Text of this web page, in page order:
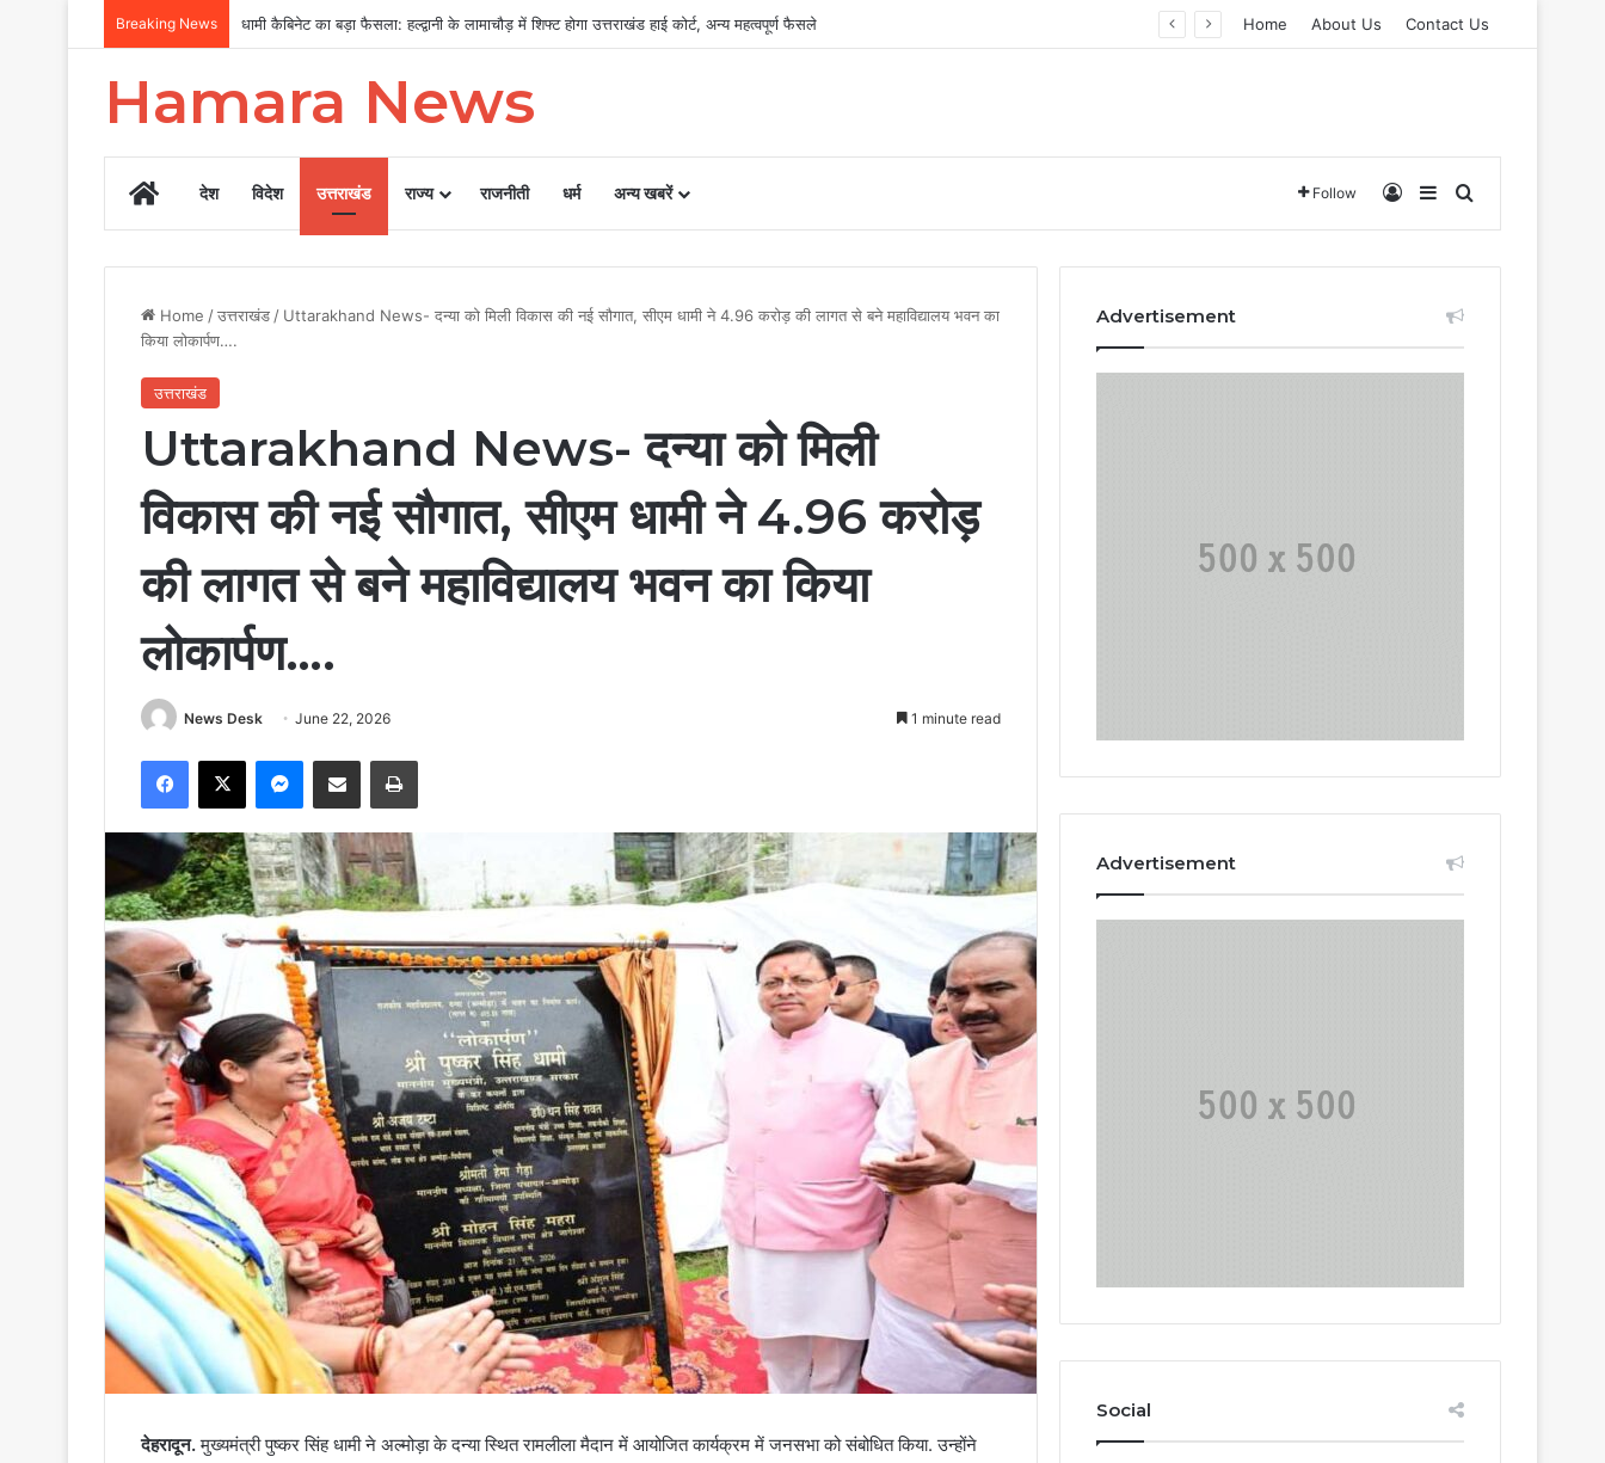
Breaking News MDDA बोर्ड की बैठक में 25 विकास प्रस्तावों को मंजूरी, लैंड पूलिंग से होटल-पर्यटन परियोजनाओं को मिलेगी रफ्तार Home About Us Contact Us
Hamara News
Homeदेश विदेश उत्तराखंड राज्य राजनीती धर्म अन्य खबरें Follow Log InSidebarSearch for
Home /उत्तराखंड / Uttarakhand News- दन्या को मिली विकास की नई सौगात, सीएम धामी ने 4.96 करोड़ की लागत से बने महाविद्यालय भवन का
किया लोकार्पण….
उत्तराखंड
Uttarakhand News- दन्या को मिली
विकास की नई सौगात, सीएम धामी ने 4.96 करोड़
की लागत से बने महाविद्यालय भवन का किया
लोकार्पण….
News Desk June 22, 2026 1 minute read
Facebook
X Messenger
Share via Email Print
देहरादून.मुख्यमंत्री पुष्कर सिंह धामी ने अल्मोड़ा के दन्या स्थित रामलीला मैदान में आयोजित कार्यक्रम में जनसभा को संबोधित किया. उन्होंने
Advertisement
Advertisement
Social